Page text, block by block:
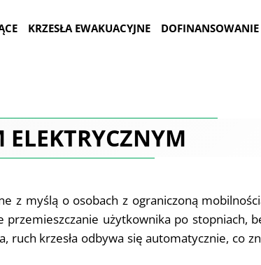
KRZESŁA EWAKUACYJNE DOFINANSOWANIE
ELEKTRYCZNYM
z myślą o osobach z ograniczoną
użytkownika po stopniach,
krzesła odbywa się automatycznie, co